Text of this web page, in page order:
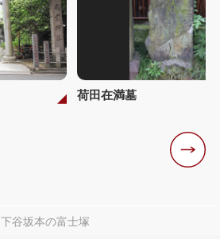
荷田在満墓
下谷坂本の富士塚